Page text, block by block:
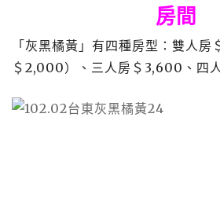
房間
「灰黑橘黃」有四種房型：雙人房
＄ 2,000）、三人房＄ 3,600 、四